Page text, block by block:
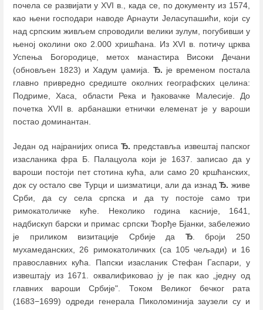
почела се развијати у XVI в., када се, по документу из 1574,
као њени господари наводе Арнаути Јеласупашићи, који су
над српским живљем спроводили велики зулум, погубивши у
њеној околини око 2.000 хришћана. Из XVI в. потичу црква
Успења Богородице, метох манастира Високи Дечани
(обновљен 1823) и Хадум џамија. Ђ. је временом постала
главно привредно средиште околних географских целина:
Подриме, Хаса, области Река и ђаковачке Малесије. До
почетка XVII в. арбанашки етнички елеменат је у вароши
постао доминантан.
Један од најранијих описаЂ. представља извештај папског
изасланика фра Б. Палацуола који је 1637. записао да у
вароши постоји пет стотина кућа, али само 20 кршћанских,
док су остало све Турци и шизматици, али да изнадЂ. живе
Срби, да су села српска и да ту постоје само три
римокатоличке куће. Неколико година касније, 1641,
надбискуп барски и примас српски Ђорђе Бјанки, забележио
је приликом визитације Србије да Ђ. броји 250
мухамеданских, 26 римокатоличких (са 105 чељади) и 16
православних кућа. Папски изасланик Стефан Гаспари, у
извештају из 1671. оквалификовао ју је пак као „једну од
главних вароши Србије". Током Великог бечког рата
(1683−1699) одреди генерала Пиколоминија заузели су и